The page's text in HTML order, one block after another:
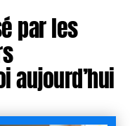
par les
aujourd’hui